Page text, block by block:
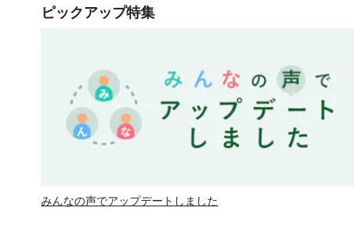
ピックアップ特集
みんなの声でアップデートしました